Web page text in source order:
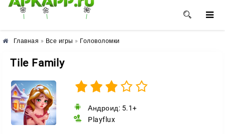
🌸 🌼 🌺
Главная » Все игры » Головоломки
Tile Family
Андроид: 5.1+
Playflux